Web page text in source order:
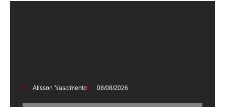
Alisson Nascimento 08/08/2026